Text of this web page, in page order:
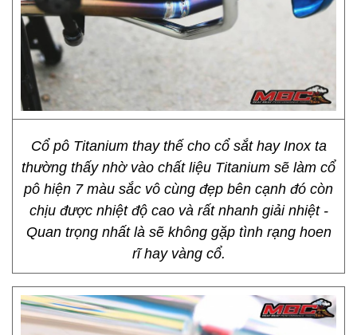
Cổ pô Titanium thay thế cho cổ sắt hay Inox ta
thường thấy nhờ vào chất liệu Titanium sẽ làm cổ
pô hiện 7 màu sắc vô cùng đẹp bên cạnh đó còn
chịu được nhiệt độ cao và rất nhanh giải nhiệt -
Quan trọng nhất là sẽ không gặp tình rạng hoen
rĩ hay vàng cổ.